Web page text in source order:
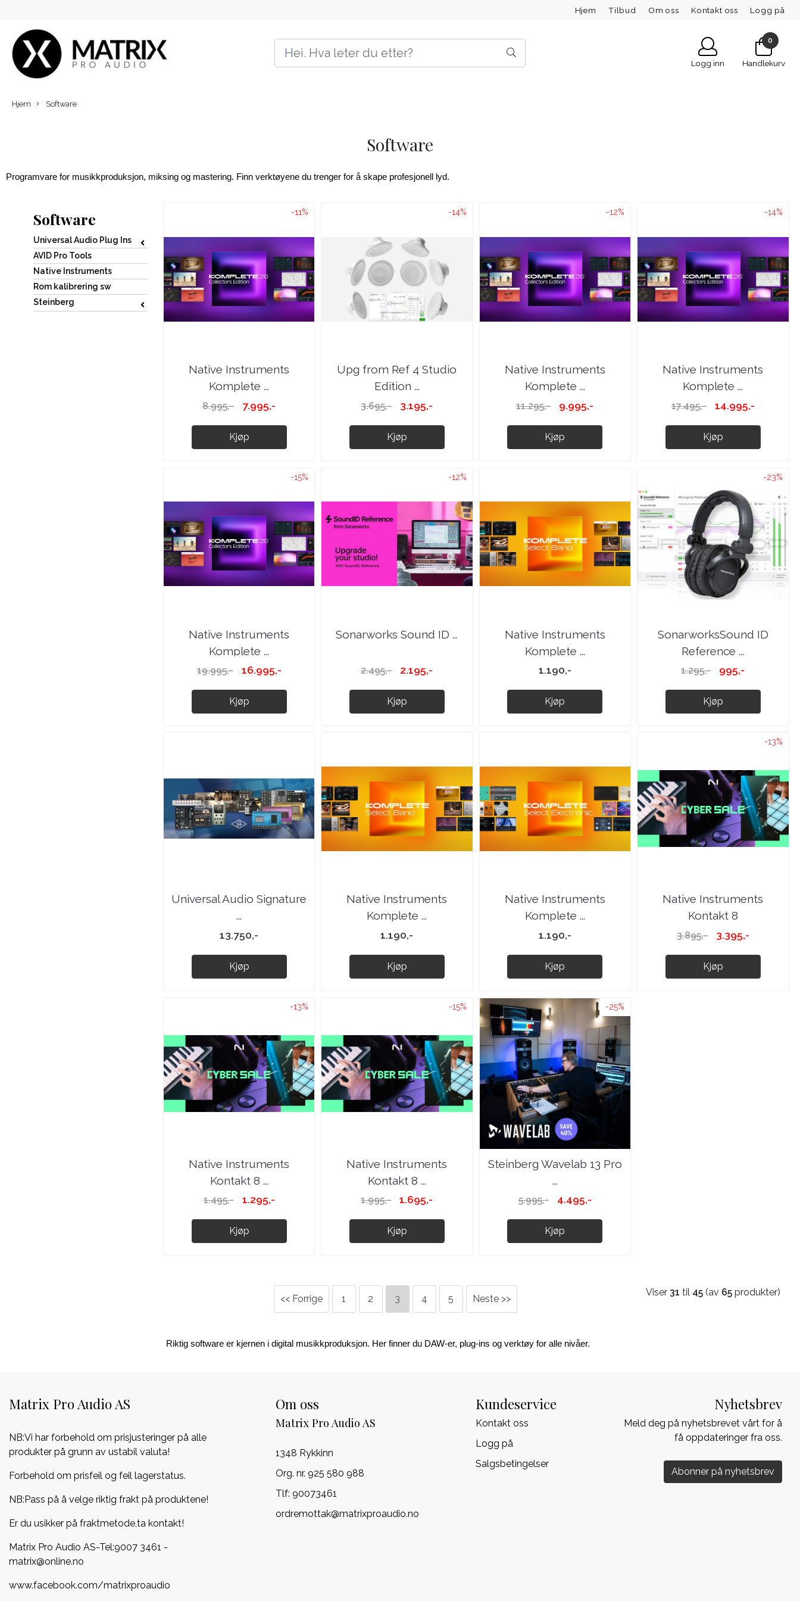
Hjem Tilbud Om oss Kontakt oss Logg på
Logg inn
0
Handlekurv
Hjem Software
Software
Programvare for musikkproduksjon, miksing og mastering. Finn verktøyene du trenger for å skape profesjonell lyd.
Software
Universal Audio Plug Ins
AVID Pro Tools
Native Instruments
Rom kalibrering sw
Steinberg
-11%
Native Instruments
Komplete ...
8.995,- 7.995,-
Kjøp
-14%
Upg from Ref 4 Studio
Edition ...
3.695,- 3.195,-
Kjøp
-12%
Native Instruments
Komplete ...
11.295,- 9.995,-
Kjøp
-14%
Native Instruments
Komplete ...
17.495,- 14.995,-
Kjøp
-15%
Native Instruments
Komplete ...
19.995,- 16.995,-
Kjøp
-12%
Sonarworks Sound ID ...
2.495,- 2.195,-
Kjøp
Native Instruments
Komplete ...
1.190,-
Kjøp
-23%
SonarworksSound ID
Reference ...
1.295,- 995,-
Kjøp
Universal Audio Signature
...
13.750,-
Kjøp
Native Instruments
Komplete ...
1.190,-
Kjøp
Native Instruments
Komplete ...
1.190,-
Kjøp
-13%
Native Instruments
Kontakt 8
3.895,- 3.395,-
Kjøp
-13%
Native Instruments
Kontakt 8 ...
1.495,- 1.295,-
Kjøp
-15%
Native Instruments
Kontakt 8 ...
1.995,- 1.695,-
Kjøp
-25%
Steinberg Wavelab 13 Pro
...
5.995,- 4.495,-
Kjøp
<< Forrige 1 2 3 4 5 Neste >>
Viser 31 til 45(av 65produkter)
Riktig software er kjernen i digital musikkproduksjon. Her finner du DAW-er, plug-ins og verktøy for alle nivåer.
Matrix Pro Audio AS
NB:Vi har forbehold om prisjusteringer på alle
produkter på grunn av ustabil valuta!
Forbehold om prisfeil og feil lagerstatus.
NB:Pass på å velge riktig frakt på produktene!
Er du usikker på fraktmetode,ta kontakt!
Matrix Pro Audio AS-Tel:9007 3461 -
matrix@online.no
www.facebook.com/matrixproaudio
Om oss
Matrix Pro Audio AS
1348 Rykkinn
Org. nr. 925 580 988
Tlf: 90073461
ordremottak@matrixproaudio.no
Kundeservice
Kontakt oss
Logg på
Salgsbetingelser
Nyhetsbrev
Meld deg på nyhetsbrevet vårt for å
få oppdateringer fra oss.
Abonner på nyhetsbrev